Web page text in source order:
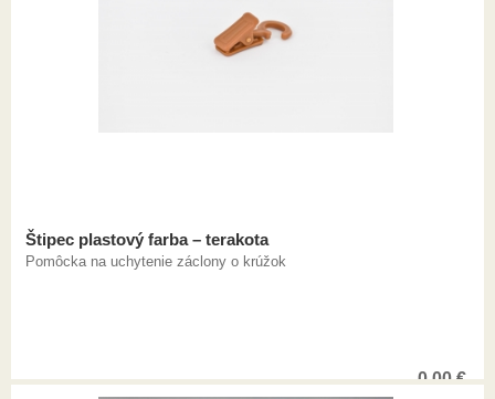
Štipec plastový farba – terakota
Pomôcka na uchytenie záclony o krúžok
0,00€